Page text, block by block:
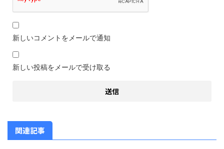
新しいコメントをメールで通知
新しい投稿をメールで受け取る
関連記事